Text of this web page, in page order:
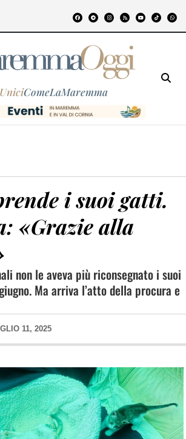
ComeLaMaremma
i suoi gatti.
«Grazie alla
non le aveva più riconsegnato i suoi
Ma arriva l’atto della procura e
11, 2025